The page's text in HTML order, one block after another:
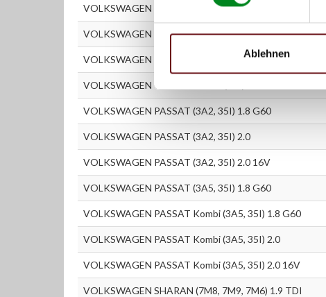
Ablehnen
VOLKSWAGEN GOLF IV Cabrio (1E7) 1.9 TDI
VOLKSWAGEN GOLF IV Kombi (1J5) 1.4 16V
VOLKSWAGEN GOLF IV Kombi (1J5) 1.6
VOLKSWAGEN GOLF IV Kombi (1J5) 2.8 V6
VOLKSWAGEN PASSAT (3A2, 35I) 1.8 G60
VOLKSWAGEN PASSAT (3A2, 35I) 2.0
VOLKSWAGEN PASSAT (3A2, 35I) 2.0 16V
VOLKSWAGEN PASSAT (3A5, 35I) 1.8 G60
VOLKSWAGEN PASSAT Kombi (3A5, 35I) 1.8 G60
VOLKSWAGEN PASSAT Kombi (3A5, 35I) 2.0
VOLKSWAGEN PASSAT Kombi (3A5, 35I) 2.0 16V
VOLKSWAGEN SHARAN (7M8, 7M9, 7M6) 1.9 TDI